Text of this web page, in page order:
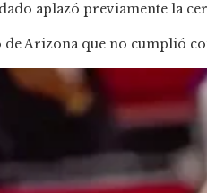
aplazó previamente la
de Arizona que no cumplió